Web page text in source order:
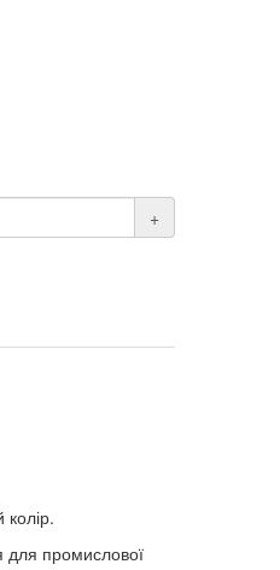
+
для промислової